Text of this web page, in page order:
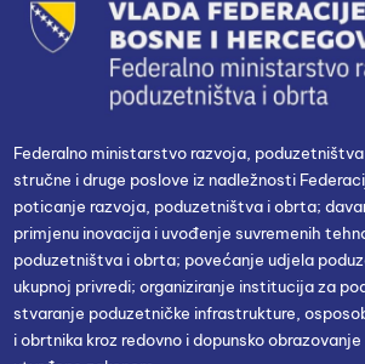
Federalno ministarstvo razvoja, poduzetništva
stručne i druge poslove iz nadležnosti
poticanje razvoja, poduzetništva i obrta;
primjenu inovacija i uvođenje suvremenih
poduzetništva i obrta; povećanje udjela
ukupnoj privredi; organiziranje institucija za
stvaranje poduzetničke infrastrukture,
i obrtnika kroz redovno i dopunsko